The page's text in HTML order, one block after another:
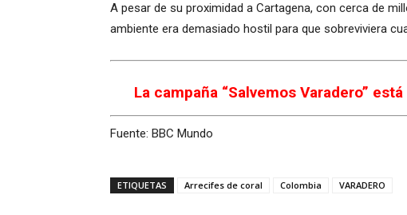
A pesar de su proximidad a Cartagena, con cerca de
ambiente era demasiado hostil para que sobreviviera
La campaña “Salvemos Varadero”
Fuente: BBC Mundo
ETIQUETAS Arrecifes de coral Colombia VARADERO